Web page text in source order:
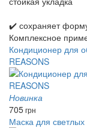
✔️ сохраняет
Комплексное
Кондиционер для
REASONS
Новинка
705грн
Маска для